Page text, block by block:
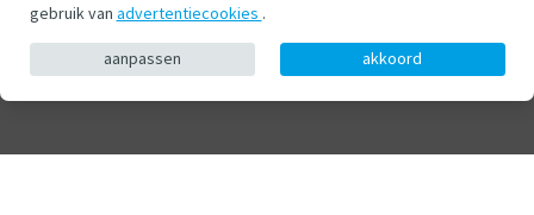
gebruik van advertentiecookies .
aanpassen akkoord